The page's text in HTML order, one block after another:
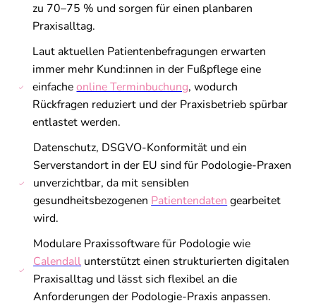
zu 70–75 % und sorgen für einen planbaren
Praxisalltag.
Laut aktuellen Patientenbefragungen erwarten
immer mehr Kund:innen in der Fußpflege eine
einfacheonline Terminbuchung, wodurch
Rückfragen reduziert und der Praxisbetrieb spürbar
entlastet werden.
Datenschutz, DSGVO-Konformität und ein
Serverstandort in der EU sind für Podologie-Praxen
unverzichtbar, da mit sensiblen
gesundheitsbezogenen Patientendaten gearbeitet
wird.
Modulare Praxissoftware für Podologie wie
Calendall unterstützt einen strukturierten digitalen
Praxisalltag und lässt sich flexibel an die
Anforderungen der Podologie-Praxis anpassen.